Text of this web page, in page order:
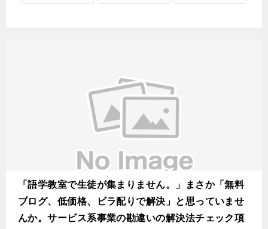
「語学教室で生徒が集まりません。」まさか「無料
ブログ、低価格、ビラ配りで解決」と思っていませ
んか。サービス系事業の勘違いの解決法チェック項